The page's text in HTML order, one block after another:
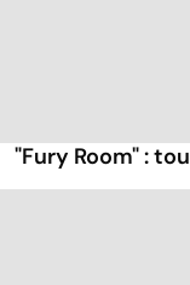
"Fury Room" :